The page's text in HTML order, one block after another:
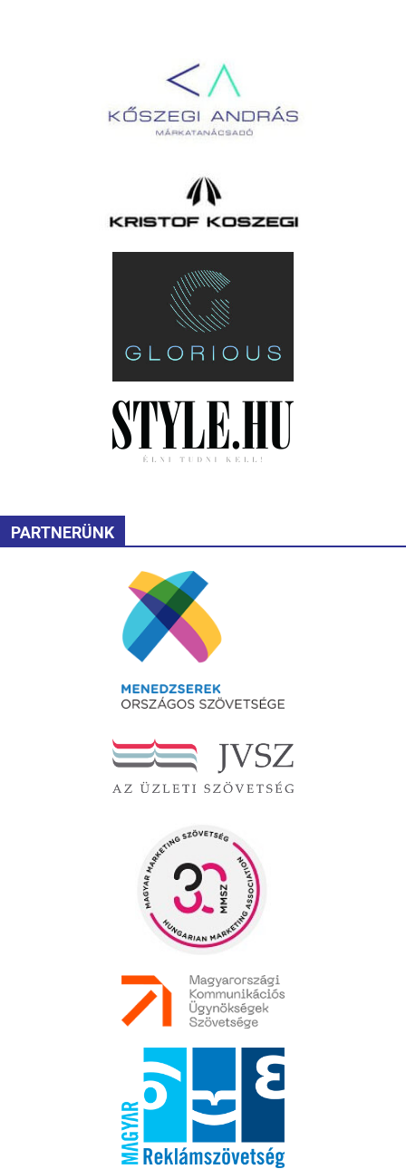
PARTNERÜNK